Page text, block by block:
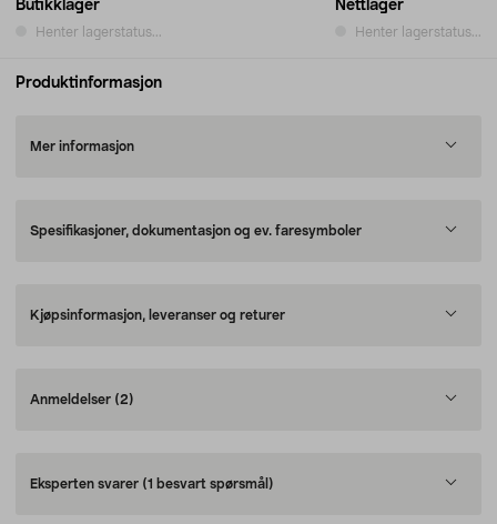
Butikklager
Henter lagerstatus...
Nettlager
Henter lagerstatus...
Produktinformasjon
Mer informasjon
Spesifikasjoner, dokumentasjon og ev. faresymboler
Kjøpsinformasjon, leveranser og returer
Anmeldelser (2)
Eksperten svarer (1 besvart spørsmål)